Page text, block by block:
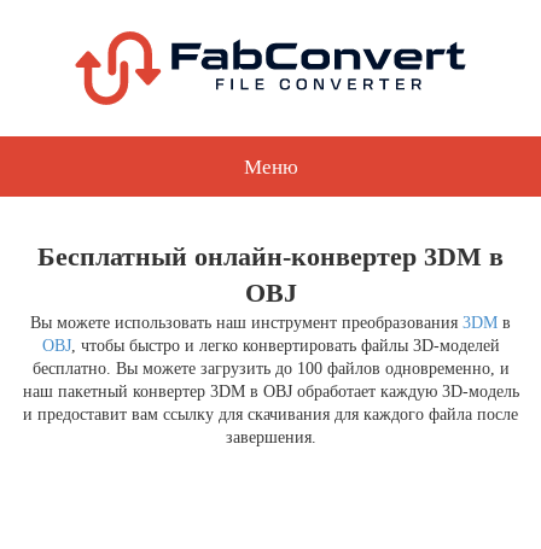
Меню
Бесплатный онлайн-конвертер 3DM в
OBJ
Вы можете использовать наш инструмент преобразования 3DM в
OBJ, чтобы быстро и легко конвертировать файлы 3D-моделей
бесплатно. Вы можете загрузить до 100 файлов одновременно, и
наш пакетный конвертер 3DM в OBJ обработает каждую 3D-модель
и предоставит вам ссылку для скачивания для каждого файла после
завершения.